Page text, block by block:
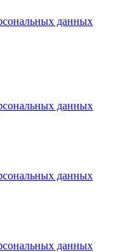
данных
данных
данных
данных